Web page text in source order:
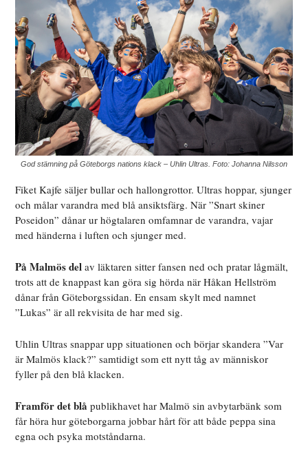
God stämning på Göteborgs nations klack – Uhlin Ultras. Foto: Johanna Nilsson
Fiket Kajfe säljer bullar och hallongrottor. Ultras hoppar, sjunger
och målar varandra med blå ansiktsfärg. När ”Snart skiner
Poseidon” dånar ur högtalaren omfamnar de varandra, vajar
med händerna i luften och sjunger med.
På Malmös del av läktaren sitter fansen ned och pratar lågmält,
trots att de knappast kan göra sig hörda när Håkan Hellström
dånar från Göteborgssidan. En ensam skylt med namnet
”Lukas” är all rekvisita de har med sig.
Uhlin Ultras snappar upp situationen och börjar skandera ”Var
är Malmös klack?” samtidigt som ett nytt tåg av människor
fyller på den blå klacken.
Framför det blå publikhavet har Malmö sin avbytarbänk som
får höra hur göteborgarna jobbar hårt för att både peppa sina
egna och psyka motståndarna.